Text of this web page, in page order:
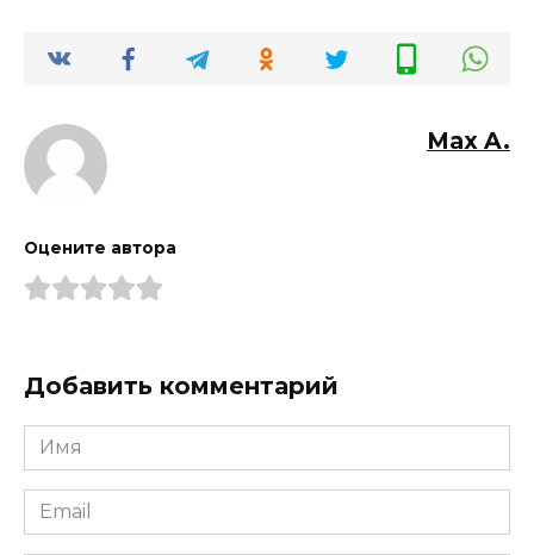
Max A.
Оцените автора
Добавить комментарий
Имя
*
Email
*